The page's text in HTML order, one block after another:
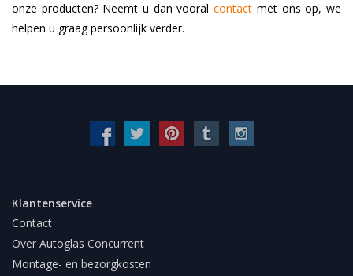
onze producten? Neemt u dan vooralcontact met ons op, we
helpen u graag persoonlijk verder.
Klantenservice
Contact
Over Autoglas Concurrent
Montage- en bezorgkosten